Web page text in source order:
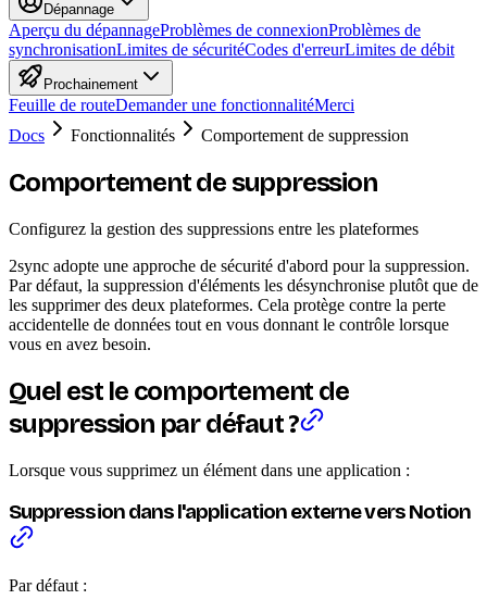
Dépannage
Aperçu du dépannageProblèmes de connexionProblèmes de
synchronisationLimites de sécuritéCodes d'erreurLimites de débit
Prochainement
Feuille de routeDemander une fonctionnalitéMerci
Docs
Fonctionnalités Comportement de suppression
Comportement de suppression
Configurez la gestion des suppressions entre les plateformes
2sync adopte une approche de sécurité d'abord pour la suppression.
Par défaut, la suppression d'éléments les désynchronise plutôt que de
les supprimer des deux plateformes. Cela protège contre la perte
accidentelle de données tout en vous donnant le contrôle lorsque
vous en avez besoin.
Quel est le comportement de
suppression par défaut ?
Lorsque vous supprimez un élément dans une application :
Suppression dans l'application externe vers Notion
Par défaut :